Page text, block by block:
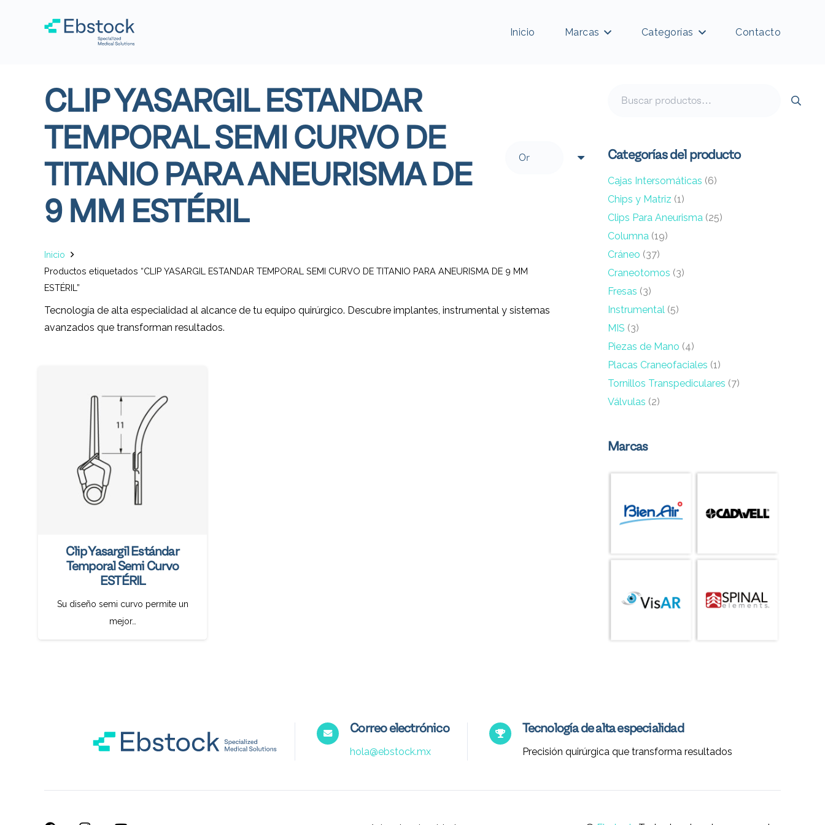
Inicio Marcas Categorías Contacto
CLIP YASARGIL ESTANDAR
TEMPORAL SEMI CURVO DE
TITANIO PARA ANEURISMA DE
9 MM ESTÉRIL
Inicio
Productos etiquetados “CLIP YASARGIL ESTANDAR TEMPORAL SEMI CURVO DE TITANIO PARA ANEURISMA DE 9 MM
ESTÉRIL”
Tecnología de alta especialidad al alcance de tu equipo quirúrgico. Descubre implantes, instrumental y sistemas
avanzados que transforman resultados.
Clip Yasargil Estándar
Temporal Semi Curvo
ESTÉRIL
Su diseño semi curvo permite un
mejor…
Categorías del producto
Cajas Intersomáticas (6)
Chips y Matriz (1)
Clips Para Aneurisma (25)
Columna (19)
Cráneo (37)
Craneotomos (3)
Fresas (3)
Instrumental (5)
MIS (3)
Piezas de Mano (4)
Placas Craneofaciales (1)
Tornillos Transpediculares (7)
Válvulas (2)
Marcas
Correo electrónico
hola@ebstock.mx
Tecnología de alta especialidad
Precisión quirúrgica que transforma resultados